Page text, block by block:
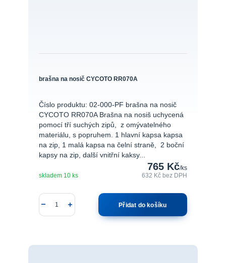
brašna na nosič CYCOTO RR070A
Číslo produktu: 02-000-PF brašna na nosič
CYCOTO RR070A Brašna na nosiš uchycená
pomocí tří suchých zipů, z omývatelného
materiálu, s popruhem. 1 hlavní kapsa kapsa
na zip, 1 malá kapsa na čelní straně, 2 boční
kapsy na zip, další vnitřní kaksy...
765 Kč/ks
632 Kčbez DPH
skladem 10 ks
Přidat do košíku